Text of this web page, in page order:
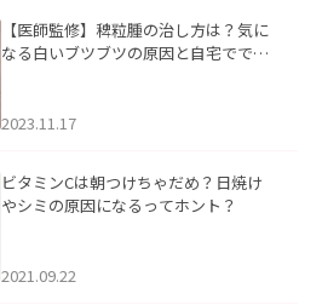
【医師監修】稗粒腫の治し方は？気に
なる白いブツブツの原因と自宅ででき
2023.11.17
ビタミンCは朝つけちゃだめ？日焼け
やシミの原因になるってホント？
2021.09.22